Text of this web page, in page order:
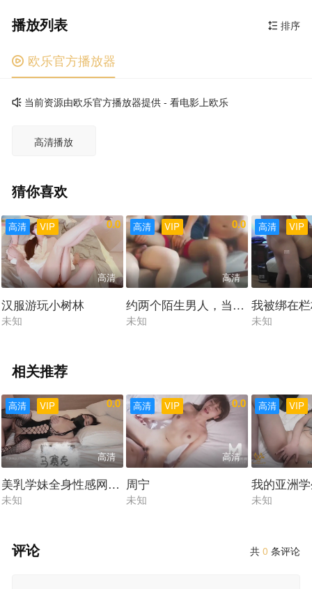
 排序
播放列表
 欧乐官方播放器
当前资源由欧乐官方播放器提供 - 看电影上欧乐
高清播放
猜你喜欢
VIP
高清 0.0
高清
汉服游玩小树林
未知
VIP
高清 0.0
高清
约两个陌生男人，当着我老公的面
未知
VIP
高清
我被绑在
未知
相关推荐
VIP
高清 0.0
高清
美乳学妹全身性感网袜酒店内足交做爱
未知
VIP
高清 0.0
高清
周宁
未知
VIP
高清
我的亚洲
未知
共0 条评论
评论